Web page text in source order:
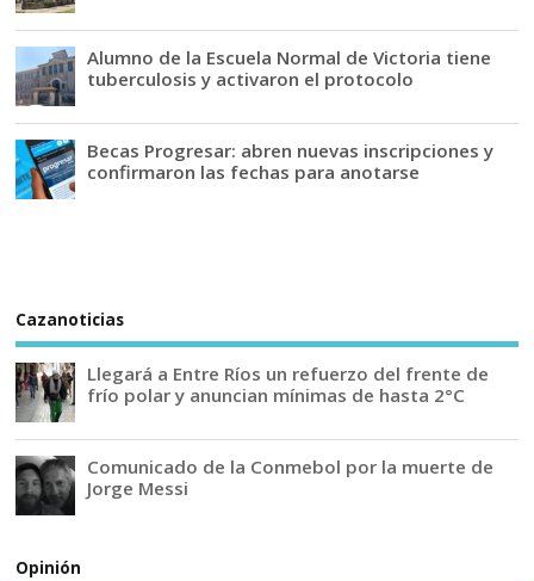
Alumno de la Escuela Normal de Victoria tiene
tuberculosis y activaron el protocolo
Becas Progresar: abren nuevas inscripciones y
confirmaron las fechas para anotarse
Cazanoticias
Llegará a Entre Ríos un refuerzo del frente de
frío polar y anuncian mínimas de hasta 2°C
Comunicado de la Conmebol por la muerte de
Jorge Messi
Opinión